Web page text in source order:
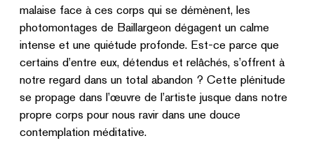
malaise face à ces corps qui se démènent, les
photomontages de Baillargeon dégagent un calme
intense et une quiétude profonde. Est-ce parce que
certains d’entre eux, détendus et relâchés, s’offrent à
notre regard dans un total abandon ? Cette plénitude
se propage dans l’œuvre de l’artiste jusque dans notre
propre corps pour nous ravir dans une douce
contemplation méditative.